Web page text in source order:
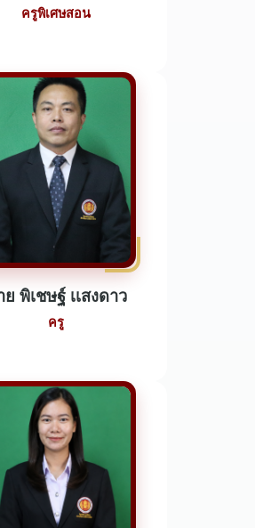
ครูพิเศษสอน
ย พิเชษฐ์ เเสงดาว
ครู